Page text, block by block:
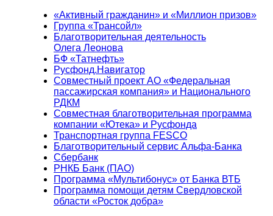
«Активный гражданин» и «Миллион призов»
Группа «Трансойл»
Благотворительная деятельность
Олега Леонова
БФ «Татнефть»
Русфонд.Навигатор
Совместный проект АО «Федеральная
пассажирская компания» и Национального
РДКМ
Совместная благотворительная программа
компании «Ютека» и Русфонда
Транспортная группа FESCO
Благотворительный сервис Альфа-Банка
Сбербанк
РНКБ Банк (ПАО)
Программа «Мультибонус» от Банка ВТБ
Программа помощи детям Свердловской
области «Росток добра»